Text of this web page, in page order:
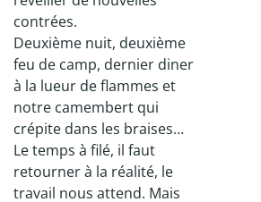
contrées.
Deuxième nuit, deuxième
feu de camp, dernier diner
à la lueur de flammes et
notre camembert qui
crépite dans les braises…
Le temps à filé, il faut
retourner à la réalité, le
travail nous attend. Mais